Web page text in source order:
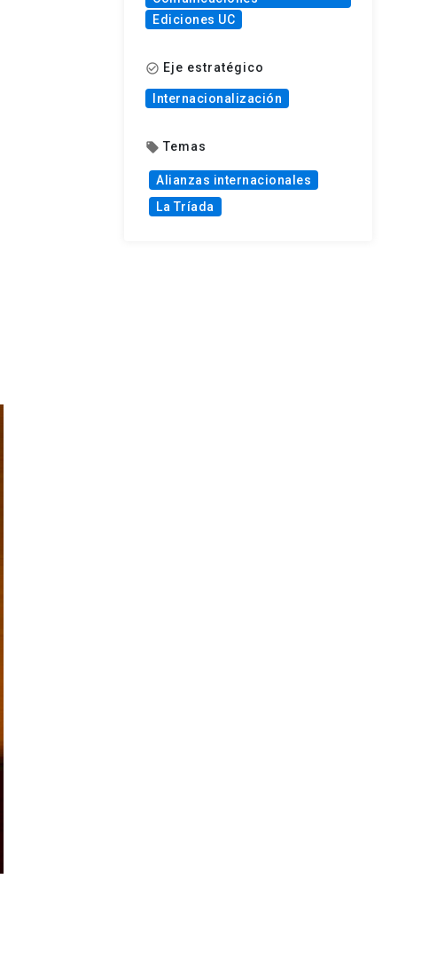
Ediciones UC
check_circle_outline Eje estratégico
Internacionalización
local_offer Temas
Alianzas internacionales
La Tríada